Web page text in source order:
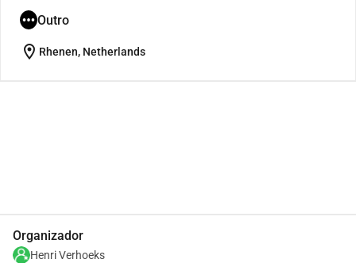
Outro
location_on Rhenen, Netherlands
Organizador
Henri Verhoeks